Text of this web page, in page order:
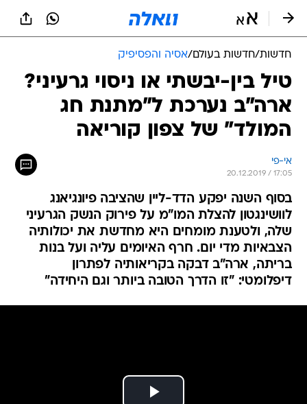
חדשות/חדשות בעולם/אסיה והפסיפיק
טיל בין-יבשתי או ניסוי גרעיני?
ארה"ב נערכת ל"מתנת חג
המולד" של צפון קוריאה
אי-פי
20.12.2019 / 17:05
בסוף השנה יפקע הדד-ליין שהציבה פיונגיאנג
לוושינגטון להצלת המו"מ על פירוק הנשק הגרעיני
שלה, ולטענת מומחים היא מחדשת את יכולותיה
הצבאיות מדי יום. חרף האיומים עליה ועל בנות
בריתה, ארה"ב דבקה בקריאותיה לפתרון
דיפלומטי: "זו הדרך הטובה ביותר וגם היחידה"